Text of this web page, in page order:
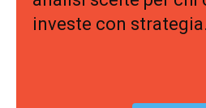
investe con strategia.